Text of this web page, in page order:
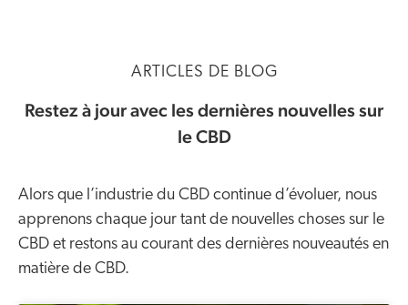
ARTICLES DE BLOG
Restez à jour avec les dernières nouvelles sur
le CBD
Alors que l’industrie du CBD continue d’évoluer, nous
apprenons chaque jour tant de nouvelles choses sur le
CBD et restons au courant des dernières nouveautés en
matière de CBD.